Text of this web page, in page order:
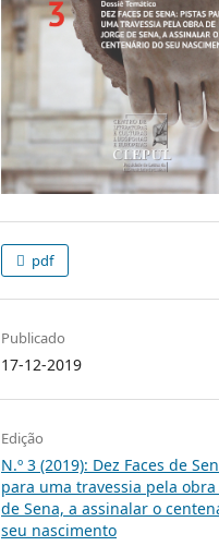
pdf
Publicado
17-12-2019
Edição
N.º 3 (2019): Dez Faces de
para uma travessia pela obra
de Sena, a assinalar o
seu nascimento